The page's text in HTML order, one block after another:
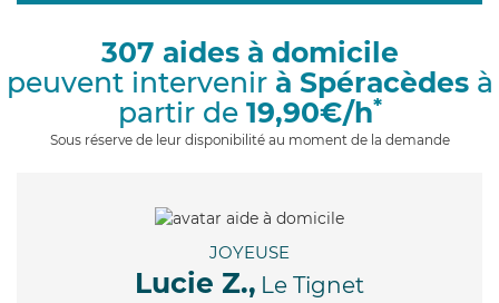
g
i
307 aides à domicile
peuvent intervenir à Spéracèdesà
partir de 19,90€/h*
Sous réserve de leur disponibilité au moment de la demande
JOYEUSE
Lucie Z., Le Tignet